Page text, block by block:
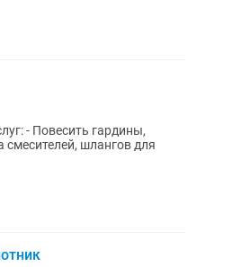
- Повесить гардины,
шлангов для